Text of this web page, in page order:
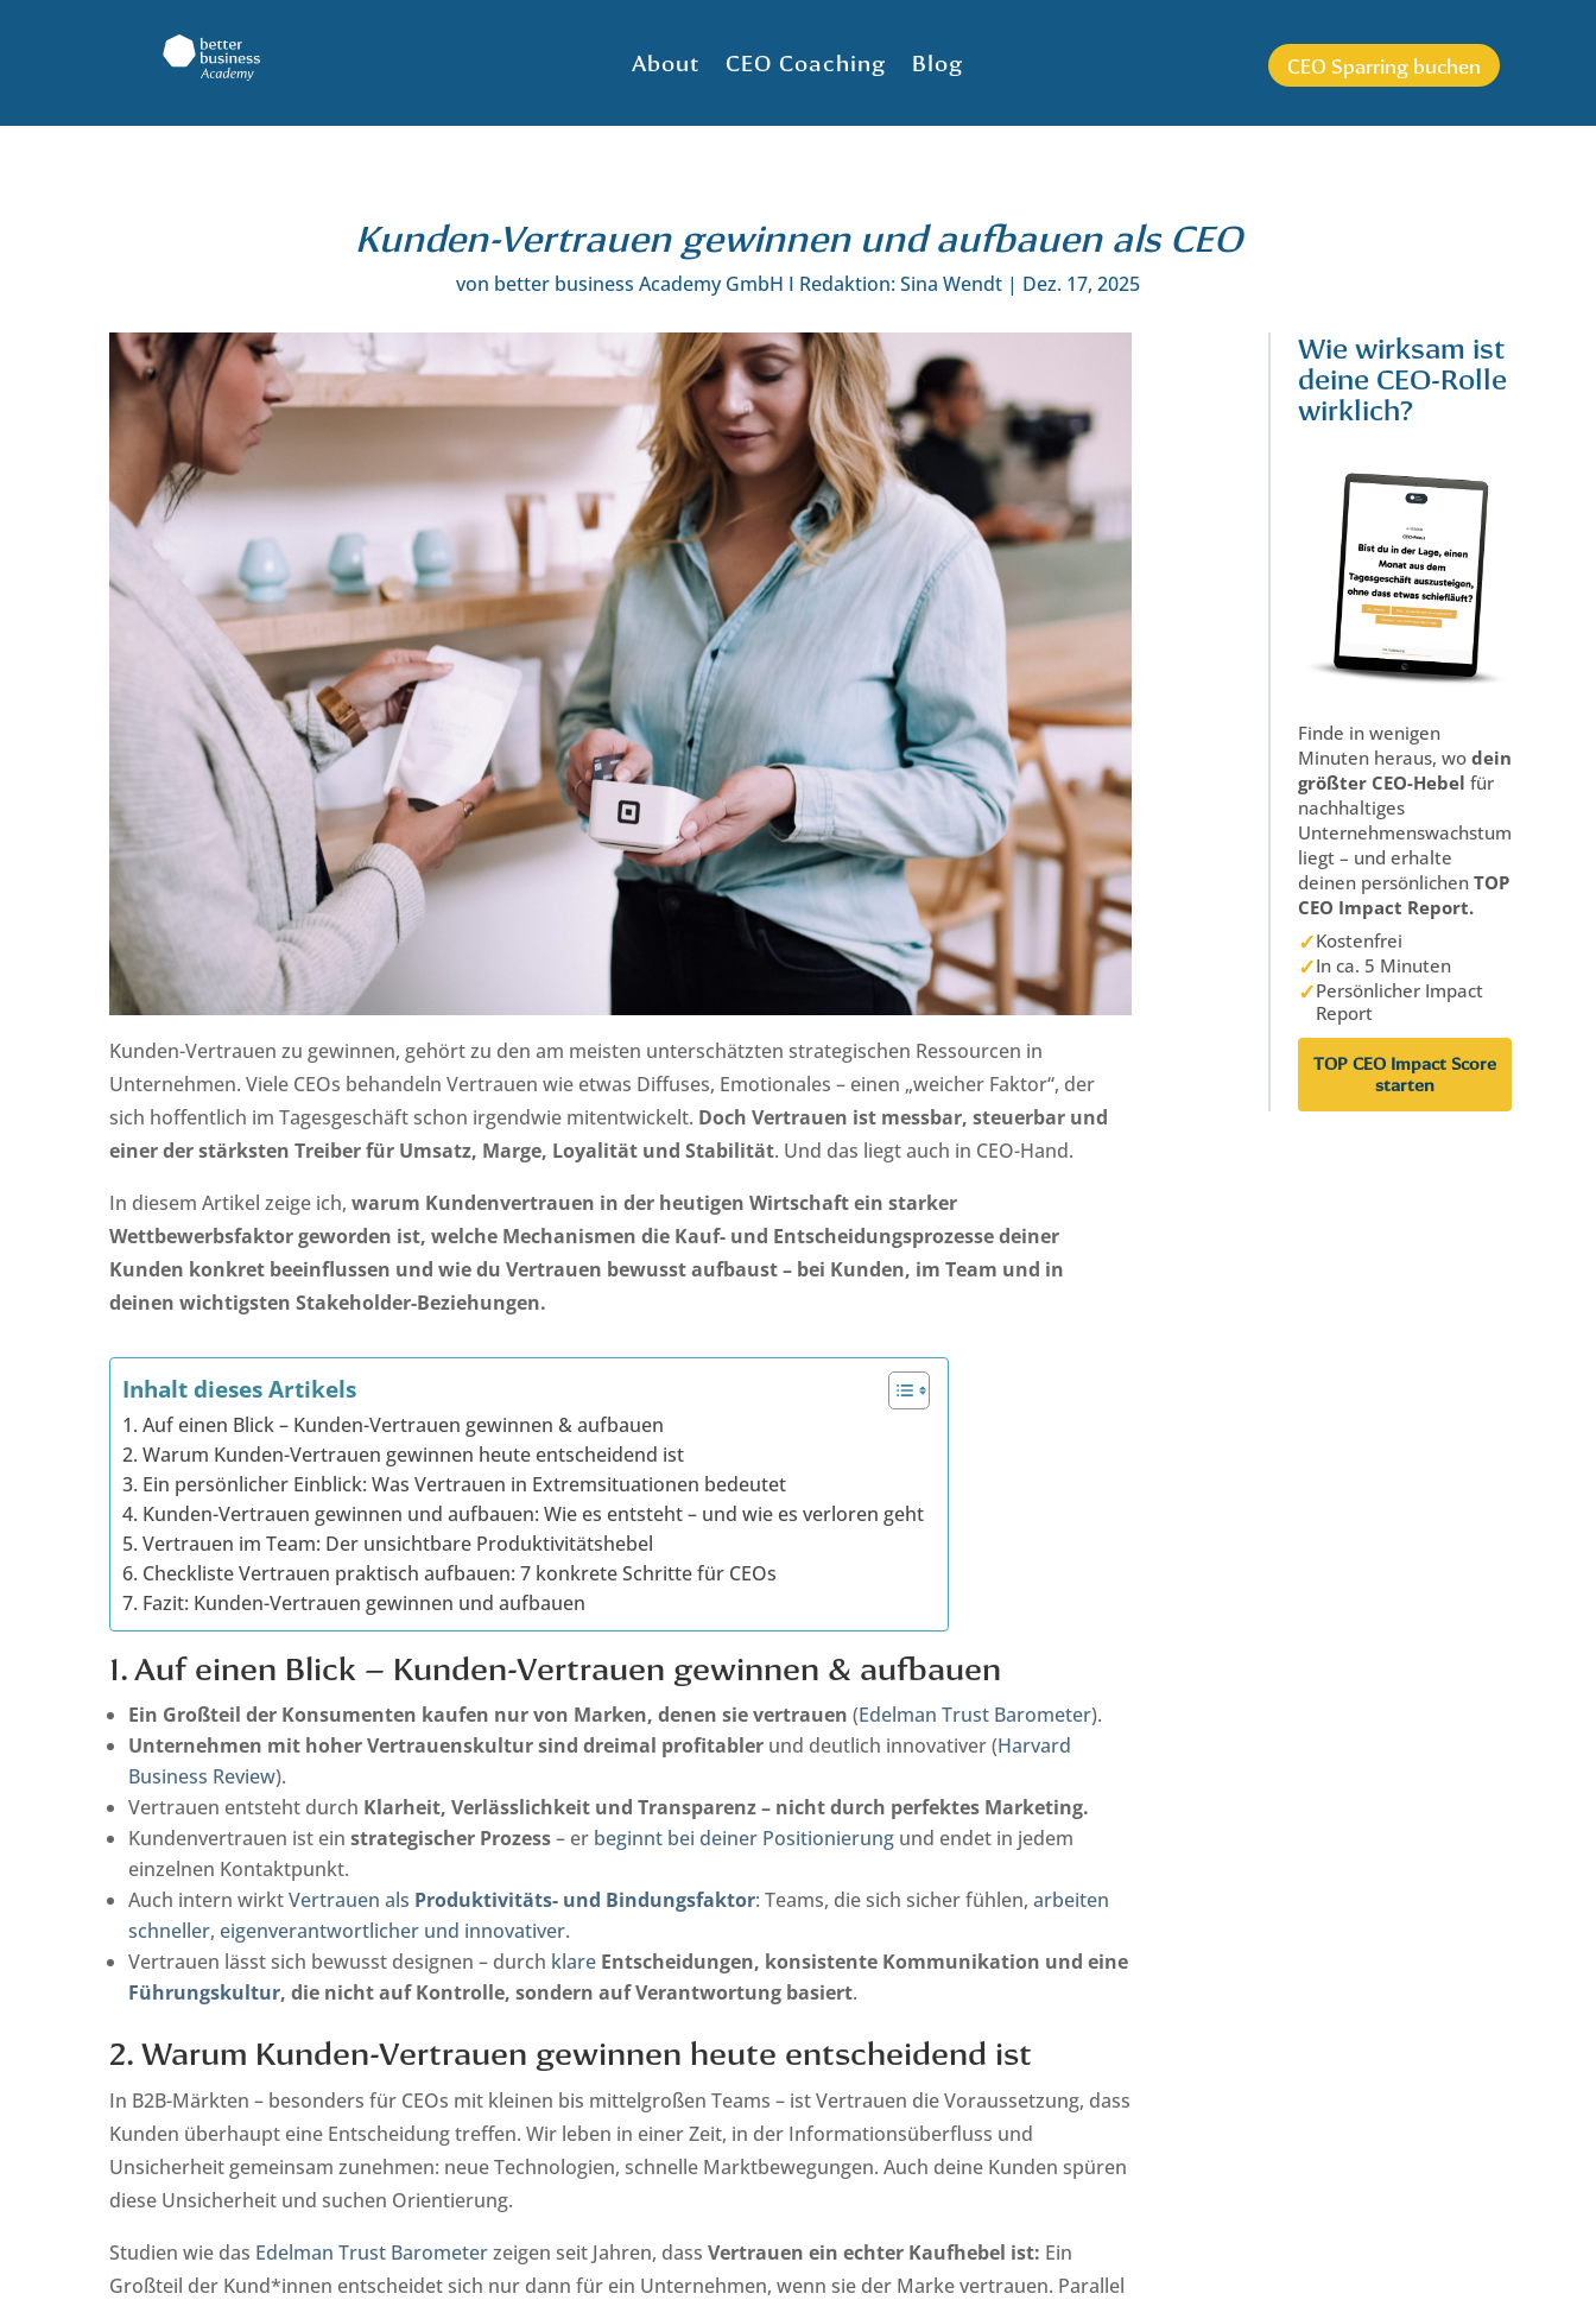
About CEO Coaching Blog CEO Sparring buchen
Kunden-Vertrauen gewinnen und aufbauen als CEO
von better business Academy GmbH I Redaktion: Sina Wendt | Dez. 17, 2025
Kunden-Vertrauen zu gewinnen, gehört zu den am meisten unterschätzten strategischen Ressourcen in
Unternehmen. Viele CEOs behandeln Vertrauen wie etwas Diffuses, Emotionales – einen „weicher Faktor“, der
sich hoffentlich im Tagesgeschäft schon irgendwie mitentwickelt. Doch Vertrauen ist messbar, steuerbar und
einer der stärksten Treiber für Umsatz, Marge, Loyalität und Stabilität. Und das liegt auch in CEO-Hand.
In diesem Artikel zeige ich, warum Kundenvertrauen in der heutigen Wirtschaft ein starker
Wettbewerbsfaktor geworden ist, welche Mechanismen die Kauf- und Entscheidungsprozesse deiner
Kunden konkret beeinflussen und wie du Vertrauen bewusst aufbaust – bei Kunden, im Team und in
deinen wichtigsten Stakeholder-Beziehungen.
Inhalt dieses Artikels
1. Auf einen Blick – Kunden-Vertrauen gewinnen & aufbauen
2. Warum Kunden-Vertrauen gewinnen heute entscheidend ist
3. Ein persönlicher Einblick: Was Vertrauen in Extremsituationen bedeutet
4. Kunden-Vertrauen gewinnen und aufbauen: Wie es entsteht – und wie es verloren geht
5. Vertrauen im Team: Der unsichtbare Produktivitätshebel
6. Checkliste Vertrauen praktisch aufbauen: 7 konkrete Schritte für CEOs
7. Fazit: Kunden-Vertrauen gewinnen und aufbauen
1. Auf einen Blick – Kunden-Vertrauen gewinnen & aufbauen
Ein Großteil der Konsumenten kaufen nur von Marken, denen sie vertrauen (Edelman Trust Barometer).
Unternehmen mit hoher Vertrauenskultur sind dreimal profitabler und deutlich innovativer (Harvard
Business Review).
Vertrauen entsteht durch Klarheit, Verlässlichkeit und Transparenz – nicht durch perfektes Marketing.
Kundenvertrauen ist ein strategischer Prozess– er beginnt bei deiner Positionierung und endet in jedem
einzelnen Kontaktpunkt.
Auch intern wirktVertrauen als Produktivitäts- und Bindungsfaktor: Teams, die sich sicher fühlen, arbeiten
schneller, eigenverantwortlicher und innovativer.
Vertrauen lässt sich bewusst designen – durch klare Entscheidungen, konsistente Kommunikation und eine
Führungskultur, die nicht auf Kontrolle, sondern auf Verantwortung basiert.
2. Warum Kunden-Vertrauen gewinnen heute entscheidend ist
In B2B-Märkten – besonders für CEOs mit kleinen bis mittelgroßen Teams – ist Vertrauen die Voraussetzung, dass
Kunden überhaupt eine Entscheidung treffen. Wir leben in einer Zeit, in der Informationsüberfluss und
Unsicherheit gemeinsam zunehmen: neue Technologien, schnelle Marktbewegungen. Auch deine Kunden spüren
diese Unsicherheit und suchen Orientierung.
Studien wie das Edelman Trust Barometerzeigen seit Jahren, dass Vertrauen ein echter Kaufhebel ist: Ein
Großteil der Kund*innen entscheidet sich nur dann für ein Unternehmen, wenn sie der Marke vertrauen. Parallel
Wie wirksam ist
deine CEO-Rolle
wirklich?
Finde in wenigen
Minuten heraus, wodein
größter CEO-Hebel für
nachhaltiges
Unternehmenswachstum
liegt – und erhalte
deinen persönlichenTOP
CEO Impact Report.
✓Kostenfrei
✓In ca. 5 Minuten
✓Persönlicher Impact
Report
TOP CEO Impact Score
starten